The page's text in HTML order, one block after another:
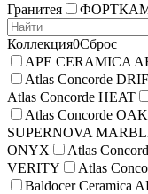
Гранитея
Коллекция0Сброс
APE CERAMICA
Atlas Concorde
Atlas Concorde HEAT
Atlas Concorde
SUPERNOVA
ONYX
Atlas
VERITY
Atlas
Baldocer Ceramica